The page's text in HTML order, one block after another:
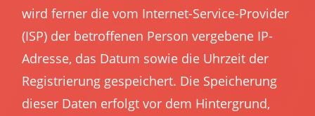
wird ferner die vom Internet-Service-Provider
(ISP) der betroffenen Person vergebene IP-
Adresse, das Datum sowie die Uhrzeit der
Registrierung gespeichert. Die Speicherung
dieser Daten erfolgt vor dem Hintergrund,